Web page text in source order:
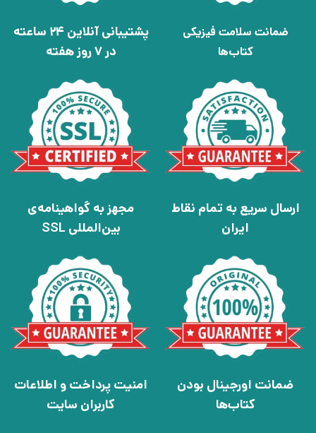
ضمانت سلامت فیزیکی
کتاب‌ها
پشتیبانی آنلاین 24 ساعته
در 7 روز هفته
ارسال سریع به تمام نقاط
ایران
مجهز به گواهینامه‌ی
بین‌المللی SSL
ضمانت اورجینال بودن
کتاب‌ها
امنیت پرداخت و اطلاعات
کاربران سایت